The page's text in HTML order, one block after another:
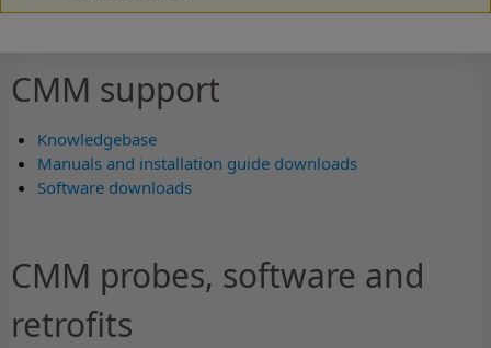
CMM support
Knowledgebase
Manuals and installation guide downloads
Software downloads
CMM probes, software and
retrofits